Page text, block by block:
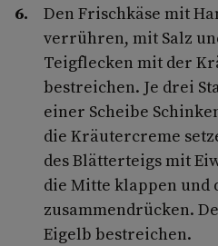
Den Frischkäse mit
verrühren, mit Salz
Teigflecken mit der
bestreichen. Je drei
einer Scheibe
die Kräutercreme
des Blätterteigs mit
die Mitte klappen und
zusammendrücken.
Eigelb bestreichen.